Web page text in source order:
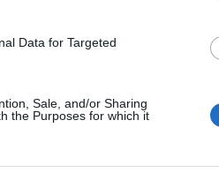
Data for Targeted
Sale, and/or Sharing
the Purposes for which it